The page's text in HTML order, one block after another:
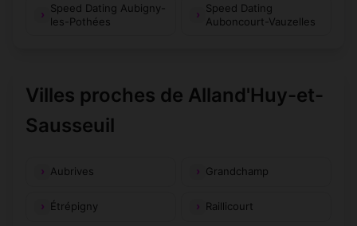
Speed Dating Aubigny-
les-Pothées
Speed Dating
Auboncourt-Vauzelles
Villes proches de Alland'Huy-et-
Sausseuil
Aubrives Grandchamp
Étrépigny Raillicourt